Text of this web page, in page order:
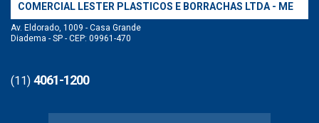
COMERCIAL LESTER PLASTICOS E BORRACHAS LTDA - ME
Av. Eldorado, 1009 - Casa Grande
Diadema - SP - CEP: 09961-470
(11) 4061-1200